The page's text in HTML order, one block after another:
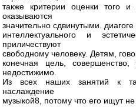
также критерии оценки того
оказываются
значительно сдвинутыми.
интеллектуального и
приличествуют
свободному человеку. Детям,
конечная цель,
недостижимо.
Из всех наших занятий к
наслаждение
музыкой8, потому что его ищут